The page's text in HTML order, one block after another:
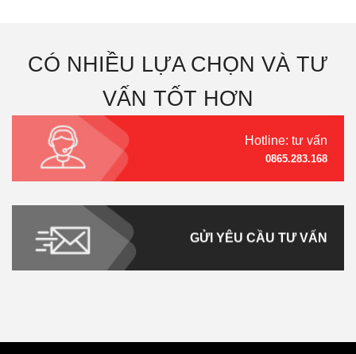
CÓ NHIỀU LỰA CHỌN VÀ TƯ
VẤN TỐT HƠN
Hotline: tư vấn
0865.283.168
GỬI YÊU CẦU TƯ VẤN